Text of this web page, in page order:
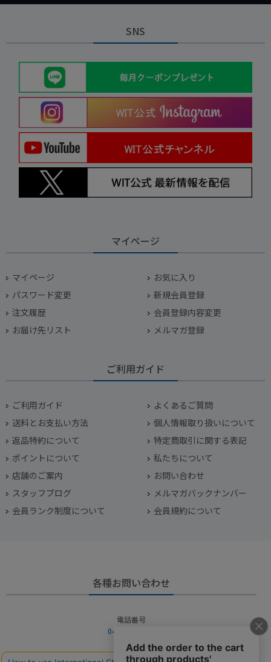
SNS
マイページ
マイページ
お気に入り
パスワード変更
新規会員登録
注文履歴
会員登録内容変更
お届け先リスト
メルマガ登録
ご利用ガイド
ご利用ガイド
よくあるご質問
送料とお支払い方法
個人情報取り扱いについて
返品特約について
特定商取引に関する表記
ポイントについて
私たちについて
店舗のご案内
お問い合わせ
スタッフブログ
メルマガバックナンバー
会員ランク制度について
会員規約について
各種お問い合わせ
電話番号
045-949-2451
営業時間